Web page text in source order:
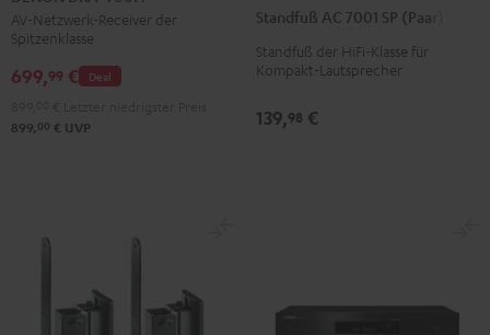
900H
Schwarz
AV-Netzwerk-Receiver der
Spitzenklasse
Deal
699,99 €
899, 00 € UVP
7001
SP
(Paar)
Standfuß AC 7001 SP (Paar)
Standfuß der HiFi-Klasse für
Kompakt-Lautsprecher
139,98 €